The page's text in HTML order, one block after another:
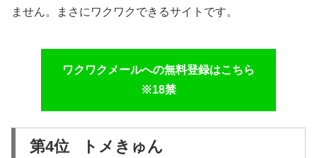
ません。まさにワクワクできるサイトです。
ワクワクメールへの無料登録はこちら
※18禁
第4位 トメきゅん